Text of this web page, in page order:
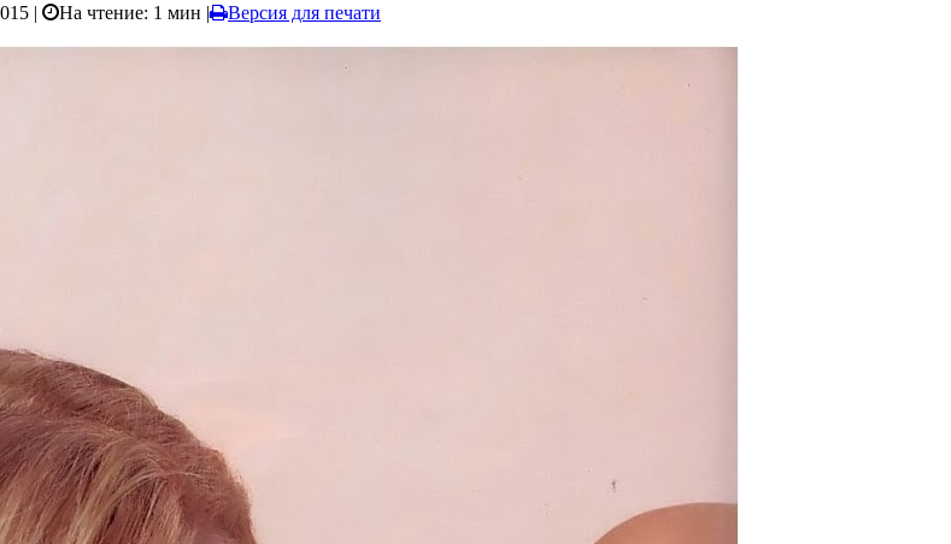
| На чтение: 1 мин |
Версия для печати